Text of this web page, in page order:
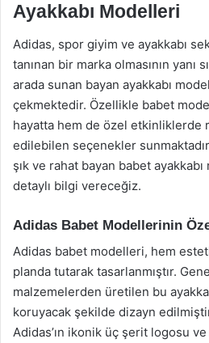
Ayakkabı Modelleri
Adidas, spor giyim ve ayakkabı
tanınan bir marka olmasının yanı
arada sunan bayan ayakkabı
çekmektedir. Özellikle babet
hayatta hem de özel etkinliklerde
edilebilen seçenekler
şık ve rahat bayan babet
detaylı bilgi vereceğiz.
Adidas Babet Modellerinin
Adidas babet modelleri, hem
planda tutarak tasarlanmıştır.
malzemelerden üretilen bu
koruyacak şekilde dizayn
Adidas’ın ikonik üç şerit logosu ve